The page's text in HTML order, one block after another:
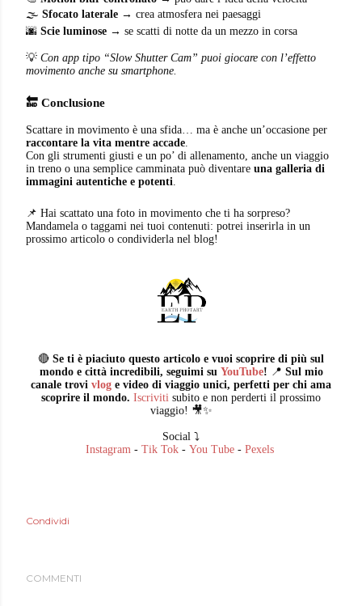
🌫️ Sfocato laterale → crea atmosfera nei paesaggi
🌆 Scie luminose → se scatti di notte da un mezzo in corsa
💡 Con app tipo “Slow Shutter Cam” puoi giocare con l’effetto
movimento anche su smartphone.
🔚 Conclusione
Scattare in movimento è una sfida… ma è anche un’occasione per
raccontare la vita mentre accade.
Con gli strumenti giusti e un po’ di allenamento, anche un viaggio
in treno o una semplice camminata può diventare una galleria di
immagini autentiche e potenti.
📌 Hai scattato una foto in movimento che ti ha sorpreso?
Mandamela o taggami nei tuoi contenuti: potrei inserirla in un
prossimo articolo o condividerla nel blog!
🔴 Se ti è piaciuto questo articolo e vuoi scoprire di più sul
mondo e città incredibili, seguimi su YouTube! 📍 Sul mio
canale trovi vlog e video di viaggio unici, perfetti per chi ama
scoprire il mondo. Iscriviti subito e non perderti il prossimo
viaggio! 🎥✨
Social ⤵️
Instagram- Tik Tok- You Tube- Pexels
Condividi
COMMENTI